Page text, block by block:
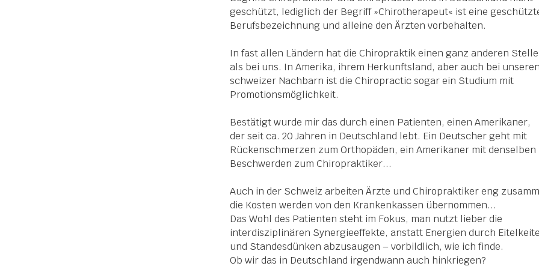
geschützt, lediglich der Begriff »Chirotherapeut« ist eine
Berufsbezeichnung und alleine den Ärzten vorbehalten.
In fast allen Ländern hat die Chiropraktik einen ganz anderen
als bei uns. In Amerika, ihrem Herkunftsland, aber auch bei unseren
schweizer Nachbarn ist die Chiropractic sogar ein Studium mit
Promotionsmöglichkeit.
Bestätigt wurde mir das durch einen Patienten, einen Amerikaner,
der seit ca. 20 Jahren in Deutschland lebt. Ein Deutscher geht mit
Rückenschmerzen zum Orthopäden, ein Amerikaner mit denselben
Beschwerden zum Chiropraktiker...
Auch in der Schweiz arbeiten Ärzte und Chiropraktiker eng
die Kosten werden von den Krankenkassen übernommen...
Das Wohl des Patienten steht im Fokus, man nutzt lieber die
interdisziplinären Synergieeffekte, anstatt Energien durch
und Standesdünken abzusaugen – vorbildlich, wie ich finde.
Ob wir das in Deutschland irgendwann auch hinkriegen?